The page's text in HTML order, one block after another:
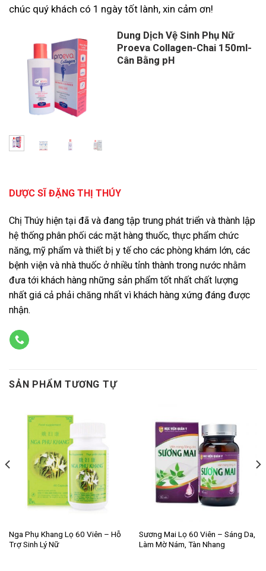
chúc quý khách có 1 ngày tốt lành, xin cảm ơn!
Dung Dịch Vệ Sinh Phụ Nữ
Proeva Collagen-Chai 150ml-
Cân Bằng pH
DƯỢC SĨ ĐẶNG THỊ THÚY
Chị Thúy hiện tại đã và đang tập trung phát triển và thành lập
hệ thống phân phối các mặt hàng thuốc, thực phẩm chức
năng, mỹ phẩm và thiết bị y tế cho các phòng khám lớn, các
bệnh viện và nhà thuốc ở nhiều tỉnh thành trong nước nhằm
đưa tới khách hàng những sản phẩm tốt nhất chất lượng
nhất giá cả phải chăng nhất vì khách hàng xứng đáng được
nhận.
SẢN PHẨM TƯƠNG TỰ
Nga Phụ Khang Lọ 60 Viên – Hỗ
Trợ Sinh Lý Nữ
Sương Mai Lọ 60 Viên – Sáng Da,
Làm Mờ Nám, Tàn Nhang